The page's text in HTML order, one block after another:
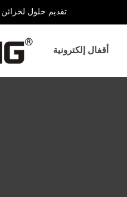
تقديم حلول لخزائن
أقفال إلكترونية